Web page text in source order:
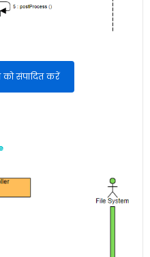
संपादित करें